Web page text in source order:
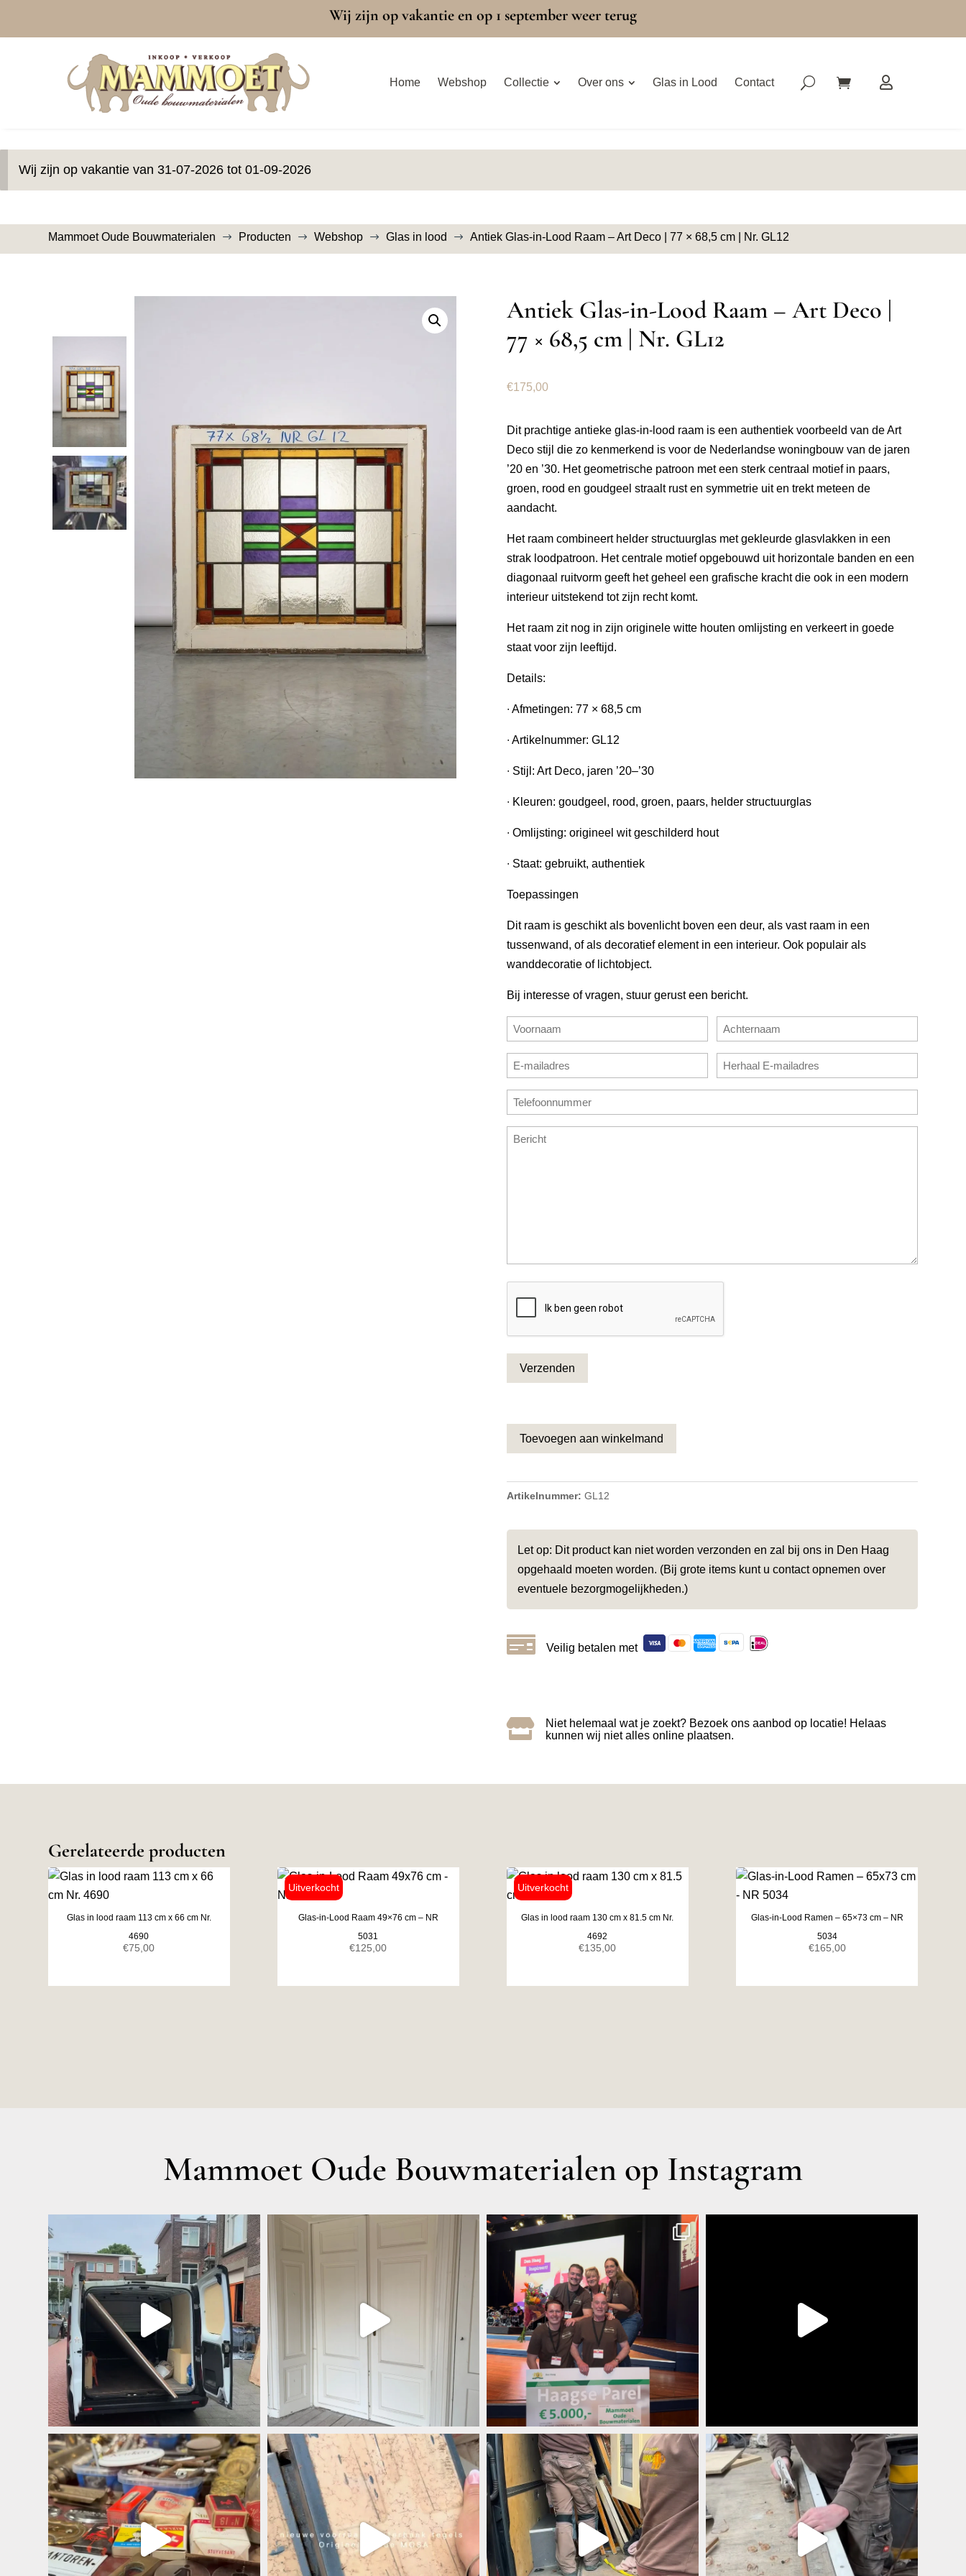
Wij zijn op vakantie en op 1 september weer terug
Home Webshop Collectie Over ons Glas in Lood Contact
Wij zijn op vakantie van 31-07-2026 tot 01-09-2026
Mammoet Oude Bouwmaterialen $ Producten $ Webshop $ Glas in lood $ Antiek Glas-in-Lood Raam – Art Deco | 77 × 68,5 cm | Nr. GL12
Antiek Glas-in-Lood Raam – Art Deco |
77 × 68,5 cm | Nr. GL12
€175,00
Dit prachtige antieke glas-in-lood raam is een authentiek voorbeeld van de Art
Deco stijl die zo kenmerkend is voor de Nederlandse woningbouw van de jaren
’20 en ’30. Het geometrische patroon met een sterk centraal motief in paars,
groen, rood en goudgeel straalt rust en symmetrie uit en trekt meteen de
aandacht.
Het raam combineert helder structuurglas met gekleurde glasvlakken in een
strak loodpatroon. Het centrale motief opgebouwd uit horizontale banden en een
diagonaal ruitvorm geeft het geheel een grafische kracht die ook in een modern
interieur uitstekend tot zijn recht komt.
Het raam zit nog in zijn originele witte houten omlijsting en verkeert in goede
staat voor zijn leeftijd.
Details:
∙ Afmetingen: 77 × 68,5 cm
∙ Artikelnummer: GL12
∙ Stijl: Art Deco, jaren ’20–’30
∙ Kleuren: goudgeel, rood, groen, paars, helder structuurglas
∙ Omlijsting: origineel wit geschilderd hout
∙ Staat: gebruikt, authentiek
Toepassingen
Dit raam is geschikt als bovenlicht boven een deur, als vast raam in een
tussenwand, of als decoratief element in een interieur. Ook populair als
wanddecoratie of lichtobject.
Bij interesse of vragen, stuur gerust een bericht.
Naam
Voornaam Achternaam
E-
mailadres
(Vereist)
E-
mailadres
invoeren
E-
bevestigen
Telefoonnummer
Bericht
Toevoegen aan winkelmand
Artikelnummer: GL12
Let op: Dit product kan niet worden verzonden en zal bij ons in Den Haag
opgehaald moeten worden. (Bij grote items kunt u contact opnemen over
eventuele bezorgmogelijkheden.)
 Veilig betalen met

Niet helemaal wat je zoekt? Bezoek ons aanbod op locatie! Helaas
kunnen wij niet alles online plaatsen.
Gerelateerde producten
Glas in lood raam 113 cm x 66 cm Nr.
4690
€75,00
Glas-in-Lood Raam 49×76 cm – NR
5031
€125,00
Glas in lood raam 130 cm x 81.5 cm Nr.
4692
€135,00
Glas-in-Lood Ramen – 65×73 cm – NR
5034
€165,00
Mammoet Oude Bouwmaterialen op Instagram